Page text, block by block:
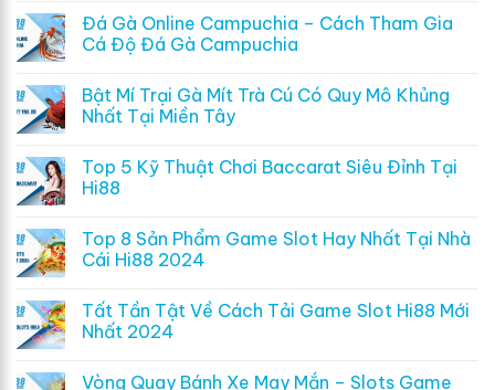
Đá Gà Online Campuchia – Cách Tham Gia
Cá Độ Đá Gà Campuchia
Bật Mí Trại Gà Mít Trà Cú Có Quy Mô Khủng
Nhất Tại Miền Tây
Top 5 Kỹ Thuật Chơi Baccarat Siêu Đỉnh Tại
Hi88
Top 8 Sản Phẩm Game Slot Hay Nhất Tại Nhà
Cái Hi88 2024
Tất Tần Tật Về Cách Tải Game Slot Hi88 Mới
Nhất 2024
Vòng Quay Bánh Xe May Mắn – Slots Game